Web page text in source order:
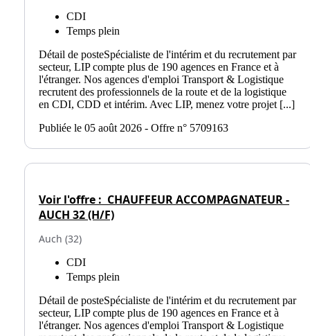
CDI
Temps plein
Détail de posteSpécialiste de l'intérim et du recrutement par
secteur, LIP compte plus de 190 agences en France et à
l'étranger. Nos agences d'emploi Transport & Logistique
recrutent des professionnels de la route et de la logistique
en CDI, CDD et intérim. Avec LIP, menez votre projet [...]
Publiée le 05 août 2026 - Offre n° 5709163
Voir l'offre : CHAUFFEUR ACCOMPAGNATEUR -
AUCH 32 (H/F)
Auch (32)
CDI
Temps plein
Détail de posteSpécialiste de l'intérim et du recrutement par
secteur, LIP compte plus de 190 agences en France et à
l'étranger. Nos agences d'emploi Transport & Logistique